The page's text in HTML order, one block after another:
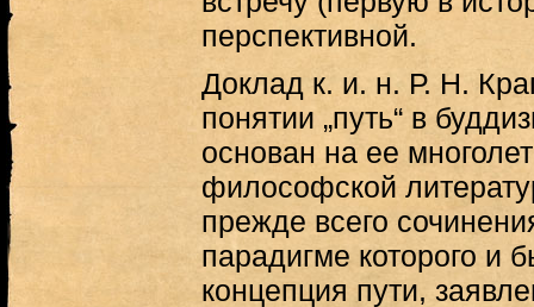
перспективной.
Доклад к. и. н. Р. Н.
понятии „путь“ в
основан на ее
философской
прежде всего
парадигме которого и
концепция пути,